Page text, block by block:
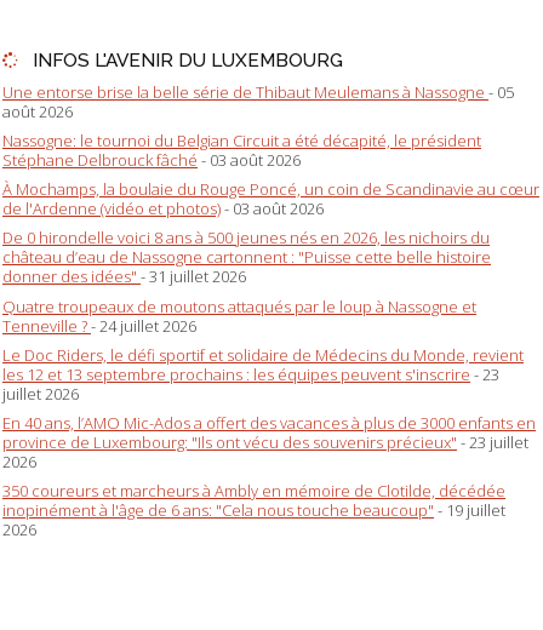
INFOS L'AVENIR DU LUXEMBOURG
Une entorse brise la belle série de Thibaut Meulemans à Nassogne - 05
août 2026
Nassogne: le tournoi du Belgian Circuit a été décapité, le président
Stéphane Delbrouck fâché - 03 août 2026
À Mochamps, la boulaie du Rouge Poncé, un coin de Scandinavie au cœur
de l'Ardenne (vidéo et photos)- 03 août 2026
De 0 hirondelle voici 8 ans à 500 jeunes nés en 2026, les nichoirs du
château d’eau de Nassogne cartonnent : "Puisse cette belle histoire
donner des idées" - 31 juillet 2026
Quatre troupeaux de moutons attaqués par le loup à Nassogne et
Tenneville ?- 24 juillet 2026
Le Doc Riders, le défi sportif et solidaire de Médecins du Monde, revient
les 12 et 13 septembre prochains : les équipes peuvent s'inscrire - 23
juillet 2026
En 40 ans, l’AMO Mic-Ados a offert des vacances à plus de 3000 enfants en
province de Luxembourg: "Ils ont vécu des souvenirs précieux" - 23 juillet
2026
350 coureurs et marcheurs à Ambly en mémoire de Clotilde, décédée
inopinément à l'âge de 6 ans: "Cela nous touche beaucoup" - 19 juillet
2026